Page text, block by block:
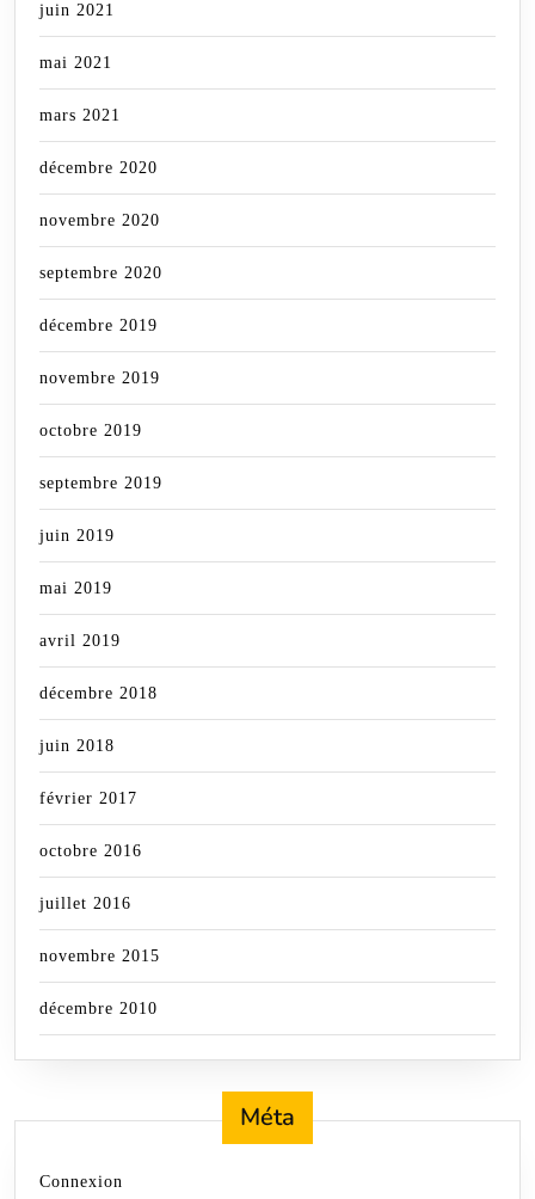
juin 2021
mai 2021
mars 2021
décembre 2020
novembre 2020
septembre 2020
décembre 2019
novembre 2019
octobre 2019
septembre 2019
juin 2019
mai 2019
avril 2019
décembre 2018
juin 2018
février 2017
octobre 2016
juillet 2016
novembre 2015
décembre 2010
Méta
Connexion